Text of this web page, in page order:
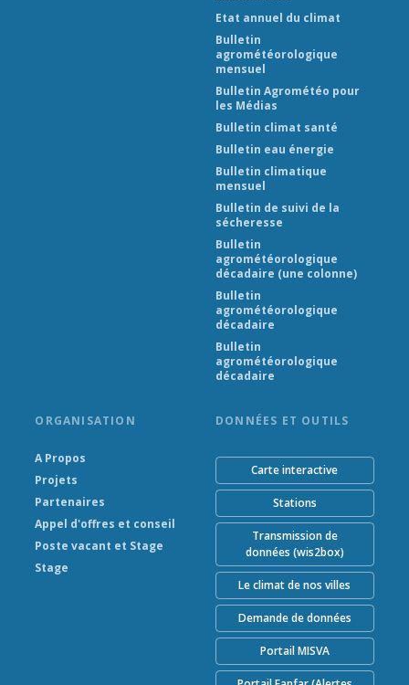
Etat annuel du climat
Bulletin
agrométéorologique
mensuel
Bulletin Agrométéo pour
les Médias
Bulletin climat santé
Bulletin eau énergie
Bulletin climatique
mensuel
Bulletin de suivi de la
sécheresse
Bulletin
agrométéorologique
décadaire (une colonne)
Bulletin
agrométéorologique
décadaire
Bulletin
agrométéorologique
décadaire
ORGANISATION
A Propos
Projets
Partenaires
Appel d'offres et conseil
Poste vacant et Stage
Stage
DONNÉES ET OUTILS
Carte interactive
Stations
Transmission de
données (wis2box)
Le climat de nos villes
Demande de données
Portail MISVA